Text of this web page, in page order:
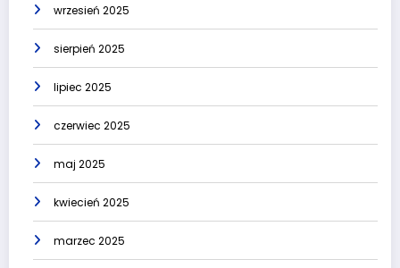
wrzesień 2025
sierpień 2025
lipiec 2025
czerwiec 2025
maj 2025
kwiecień 2025
marzec 2025